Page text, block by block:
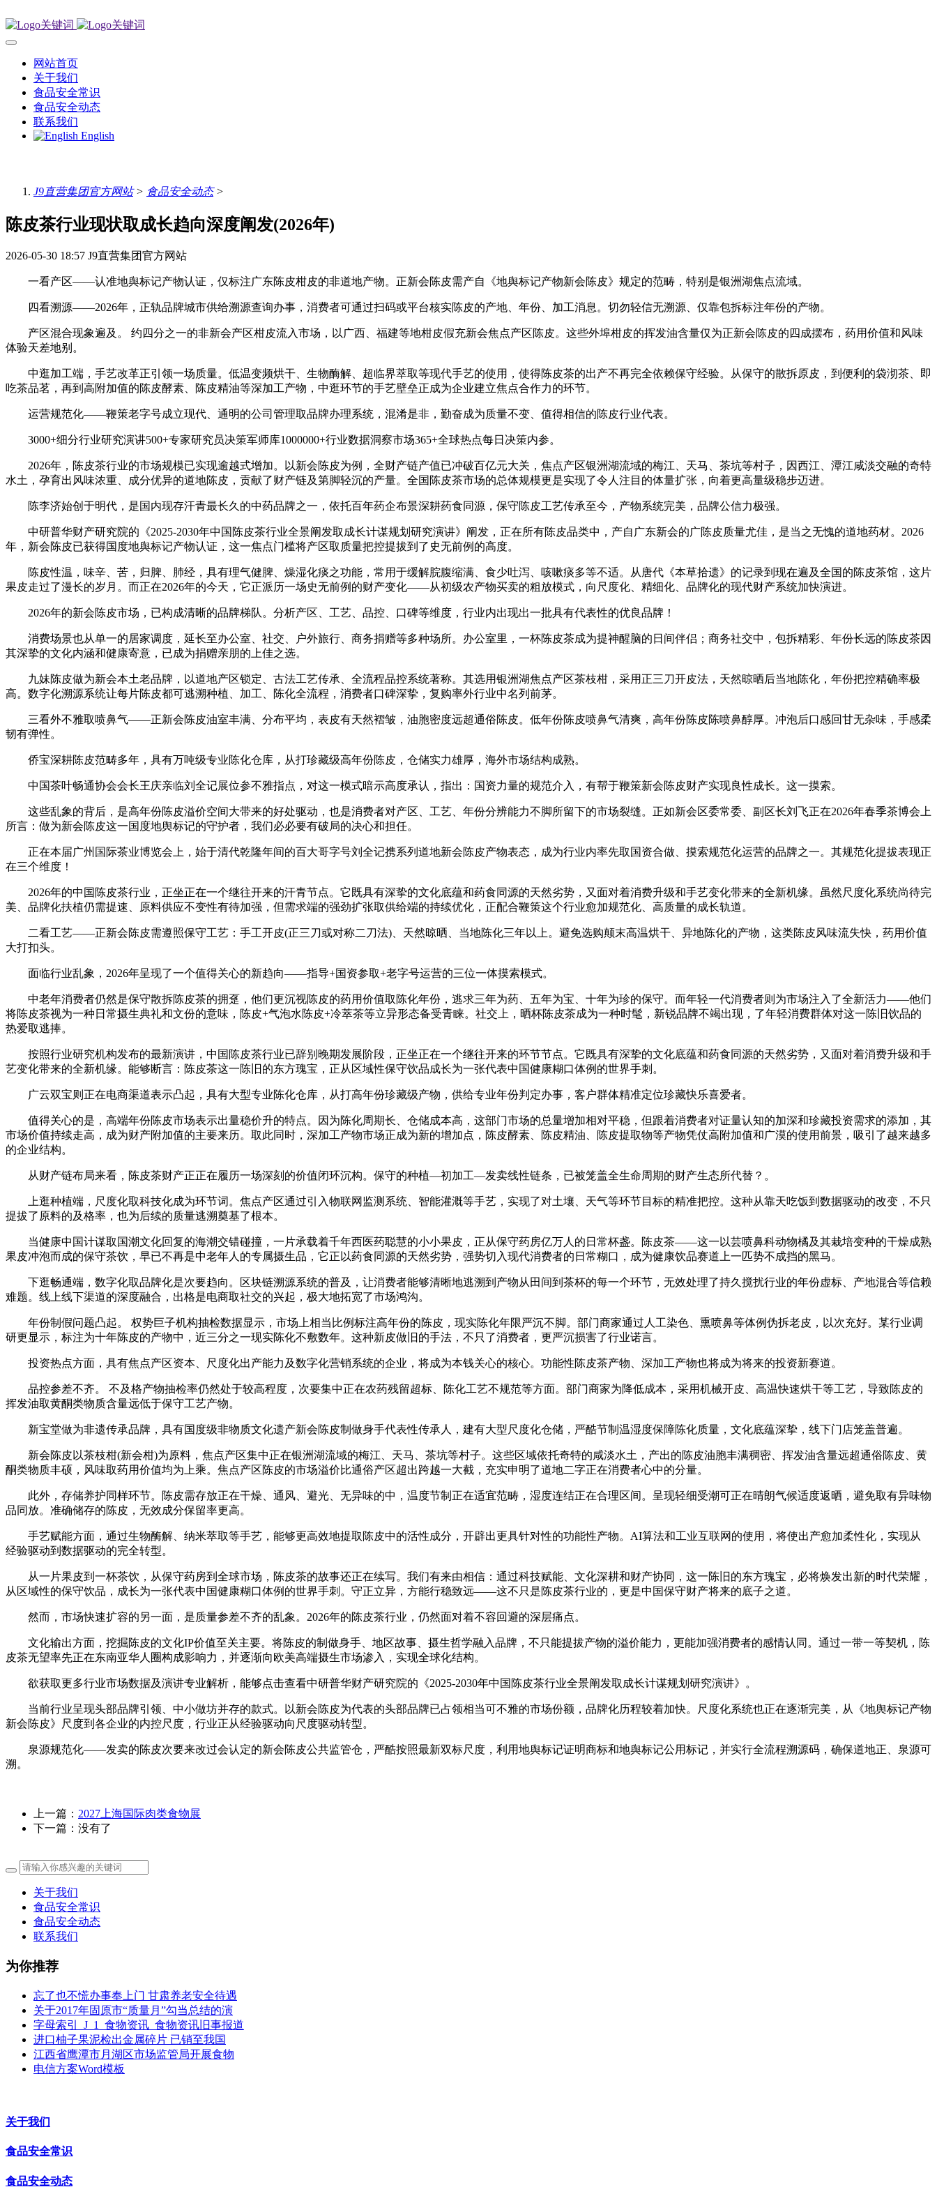
网站首页
关于我们
食品安全常识
食品安全动态
联系我们
English
J9直营集团官方网站> 食品安全动态>
陈皮茶行业现状取成长趋向深度阐发(2026年)
2026-05-30 18:57 J9直营集团官方网站
一看产区——认准地舆标记产物认证，仅标注广东陈皮柑皮的非道地产物。正新会陈皮需产自《地舆标记产物新会陈皮》规定的范畴，特别是银洲湖焦点流域。
四看溯源——2026年，正轨品牌城市供给溯源查询办事，消费者可通过扫码或平台核实陈皮的产地、年份、加工消息。切勿轻信无溯源、仅靠包拆标注年份的产物。
产区混合现象遍及。 约四分之一的非新会产区柑皮流入市场，以广西、福建等地柑皮假充新会焦点产区陈皮。这些外埠柑皮的挥发油含量仅为正新会陈皮的四成摆布，药用价值和风味
体验天差地别。
中逛加工端，手艺改革正引领一场质量。低温变频烘干、生物酶解、超临界萃取等现代手艺的使用，使得陈皮茶的出产不再完全依赖保守经验。从保守的散拆原皮，到便利的袋沏茶、即
吃茶品茗，再到高附加值的陈皮酵素、陈皮精油等深加工产物，中逛环节的手艺壁垒正成为企业建立焦点合作力的环节。
运营规范化——鞭策老字号成立现代、通明的公司管理取品牌办理系统，混淆是非，勤奋成为质量不变、值得相信的陈皮行业代表。
3000+细分行业研究演讲500+专家研究员决策军师库1000000+行业数据洞察市场365+全球热点每日决策内参。
2026年，陈皮茶行业的市场规模已实现逾越式增加。以新会陈皮为例，全财产链产值已冲破百亿元大关，焦点产区银洲湖流域的梅江、天马、茶坑等村子，因西江、潭江咸淡交融的奇特
水土，孕育出风味浓重、成分优异的道地陈皮，贡献了财产链及第脚轻沉的产量。全国陈皮茶市场的总体规模更是实现了令人注目的体量扩张，向着更高量级稳步迈进。
陈李济始创于明代，是国内现存汗青最长久的中药品牌之一，依托百年药企布景深耕药食同源，保守陈皮工艺传承至今，产物系统完美，品牌公信力极强。
中研普华财产研究院的《2025-2030年中国陈皮茶行业全景阐发取成长计谋规划研究演讲》阐发，正在所有陈皮品类中，产自广东新会的广陈皮质量尤佳，是当之无愧的道地药材。2026
年，新会陈皮已获得国度地舆标记产物认证，这一焦点门槛将产区取质量把控提拔到了史无前例的高度。
陈皮性温，味辛、苦，归脾、肺经，具有理气健脾、燥湿化痰之功能，常用于缓解脘腹缩满、食少吐泻、咳嗽痰多等不适。从唐代《本草拾遗》的记录到现在遍及全国的陈皮茶馆，这片
果皮走过了漫长的岁月。而正在2026年的今天，它正派历一场史无前例的财产变化——从初级农产物买卖的粗放模式，向尺度化、精细化、品牌化的现代财产系统加快演进。
2026年的新会陈皮市场，已构成清晰的品牌梯队。分析产区、工艺、品控、口碑等维度，行业内出现出一批具有代表性的优良品牌！
消费场景也从单一的居家调度，延长至办公室、社交、户外旅行、商务捐赠等多种场所。办公室里，一杯陈皮茶成为提神醒脑的日间伴侣；商务社交中，包拆精彩、年份长远的陈皮茶因
其深挚的文化内涵和健康寄意，已成为捐赠亲朋的上佳之选。
九妹陈皮做为新会本土老品牌，以道地产区锁定、古法工艺传承、全流程品控系统著称。其选用银洲湖焦点产区茶枝柑，采用正三刀开皮法，天然晾晒后当地陈化，年份把控精确率极
高。数字化溯源系统让每片陈皮都可逃溯种植、加工、陈化全流程，消费者口碑深挚，复购率外行业中名列前茅。
三看外不雅取喷鼻气——正新会陈皮油室丰满、分布平均，表皮有天然褶皱，油胞密度远超通俗陈皮。低年份陈皮喷鼻气清爽，高年份陈皮陈喷鼻醇厚。冲泡后口感回甘无杂味，手感柔
韧有弹性。
侨宝深耕陈皮范畴多年，具有万吨级专业陈化仓库，从打珍藏级高年份陈皮，仓储实力雄厚，海外市场结构成熟。
中国茶叶畅通协会会长王庆亲临刘全记展位参不雅指点，对这一模式暗示高度承认，指出：国资力量的规范介入，有帮于鞭策新会陈皮财产实现良性成长。这一摸索。
这些乱象的背后，是高年份陈皮溢价空间大带来的好处驱动，也是消费者对产区、工艺、年份分辨能力不脚所留下的市场裂缝。正如新会区委常委、副区长刘飞正在2026年春季茶博会上
所言：做为新会陈皮这一国度地舆标记的守护者，我们必必要有破局的决心和担任。
正在本届广州国际茶业博览会上，始于清代乾隆年间的百大哥字号刘全记携系列道地新会陈皮产物表态，成为行业内率先取国资合做、摸索规范化运营的品牌之一。其规范化提拔表现正
在三个维度！
2026年的中国陈皮茶行业，正坐正在一个继往开来的汗青节点。它既具有深挚的文化底蕴和药食同源的天然劣势，又面对着消费升级和手艺变化带来的全新机缘。虽然尺度化系统尚待完
美、品牌化扶植仍需提速、原料供应不变性有待加强，但需求端的强劲扩张取供给端的持续优化，正配合鞭策这个行业愈加规范化、高质量的成长轨道。
二看工艺——正新会陈皮需遵照保守工艺：手工开皮(正三刀或对称二刀法)、天然晾晒、当地陈化三年以上。避免选购颠末高温烘干、异地陈化的产物，这类陈皮风味流失快，药用价值
大打扣头。
面临行业乱象，2026年呈现了一个值得关心的新趋向——指导+国资参取+老字号运营的三位一体摸索模式。
中老年消费者仍然是保守散拆陈皮茶的拥趸，他们更沉视陈皮的药用价值取陈化年份，逃求三年为药、五年为宝、十年为珍的保守。而年轻一代消费者则为市场注入了全新活力——他们
将陈皮茶视为一种日常摄生典礼和文份的意味，陈皮+气泡水陈皮+冷萃茶等立异形态备受青睐。社交上，晒杯陈皮茶成为一种时髦，新锐品牌不竭出现，了年轻消费群体对这一陈旧饮品的
热爱取逃捧。
按照行业研究机构发布的最新演讲，中国陈皮茶行业已辞别晚期发展阶段，正坐正在一个继往开来的环节节点。它既具有深挚的文化底蕴和药食同源的天然劣势，又面对着消费升级和手
艺变化带来的全新机缘。能够断言：陈皮茶这一陈旧的东方瑰宝，正从区域性保守饮品成长为一张代表中国健康糊口体例的世界手刺。
广云双宝则正在电商渠道表示凸起，具有大型专业陈化仓库，从打高年份珍藏级产物，供给专业年份判定办事，客户群体精准定位珍藏快乐喜爱者。
值得关心的是，高端年份陈皮市场表示出量稳价升的特点。因为陈化周期长、仓储成本高，这部门市场的总量增加相对平稳，但跟着消费者对证量认知的加深和珍藏投资需求的添加，其
市场价值持续走高，成为财产附加值的主要来历。取此同时，深加工产物市场正成为新的增加点，陈皮酵素、陈皮精油、陈皮提取物等产物凭仗高附加值和广漠的使用前景，吸引了越来越多
的企业结构。
从财产链布局来看，陈皮茶财产正正在履历一场深刻的价值闭环沉构。保守的种植—初加工—发卖线性链条，已被笼盖全生命周期的财产生态所代替？。
上逛种植端，尺度化取科技化成为环节词。焦点产区通过引入物联网监测系统、智能灌溉等手艺，实现了对土壤、天气等环节目标的精准把控。这种从靠天吃饭到数据驱动的改变，不只
提拔了原料的及格率，也为后续的质量逃溯奠基了根本。
当健康中国计谋取国潮文化回复的海潮交错碰撞，一片承载着千年西医药聪慧的小小果皮，正从保守药房亿万人的日常杯盏。陈皮茶——这一以芸喷鼻科动物橘及其栽培变种的干燥成熟
果皮冲泡而成的保守茶饮，早已不再是中老年人的专属摄生品，它正以药食同源的天然劣势，强势切入现代消费者的日常糊口，成为健康饮品赛道上一匹势不成挡的黑马。
下逛畅通端，数字化取品牌化是次要趋向。区块链溯源系统的普及，让消费者能够清晰地逃溯到产物从田间到茶杯的每一个环节，无效处理了持久搅扰行业的年份虚标、产地混合等信赖
难题。线上线下渠道的深度融合，出格是电商取社交的兴起，极大地拓宽了市场鸿沟。
年份制假问题凸起。 权势巨子机构抽检数据显示，市场上相当比例标注高年份的陈皮，现实陈化年限严沉不脚。部门商家通过人工染色、熏喷鼻等体例伪拆老皮，以次充好。某行业调
研更显示，标注为十年陈皮的产物中，近三分之一现实陈化不敷数年。这种新皮做旧的手法，不只了消费者，更严沉损害了行业诺言。
投资热点方面，具有焦点产区资本、尺度化出产能力及数字化营销系统的企业，将成为本钱关心的核心。功能性陈皮茶产物、深加工产物也将成为将来的投资新赛道。
品控参差不齐。 不及格产物抽检率仍然处于较高程度，次要集中正在农药残留超标、陈化工艺不规范等方面。部门商家为降低成本，采用机械开皮、高温快速烘干等工艺，导致陈皮的
挥发油取黄酮类物质含量远低于保守工艺产物。
新宝堂做为非遗传承品牌，具有国度级非物质文化遗产新会陈皮制做身手代表性传承人，建有大型尺度化仓储，严酷节制温湿度保障陈化质量，文化底蕴深挚，线下门店笼盖普遍。
新会陈皮以茶枝柑(新会柑)为原料，焦点产区集中正在银洲湖流域的梅江、天马、茶坑等村子。这些区域依托奇特的咸淡水土，产出的陈皮油胞丰满稠密、挥发油含量远超通俗陈皮、黄
酮类物质丰硕，风味取药用价值均为上乘。焦点产区陈皮的市场溢价比通俗产区超出跨越一大截，充实申明了道地二字正在消费者心中的分量。
此外，存储养护同样环节。陈皮需存放正在干燥、通风、避光、无异味的中，温度节制正在适宜范畴，湿度连结正在合理区间。呈现轻细受潮可正在晴朗气候适度返晒，避免取有异味物
品同放。准确储存的陈皮，无效成分保留率更高。
手艺赋能方面，通过生物酶解、纳米萃取等手艺，能够更高效地提取陈皮中的活性成分，开辟出更具针对性的功能性产物。AI算法和工业互联网的使用，将使出产愈加柔性化，实现从
经验驱动到数据驱动的完全转型。
从一片果皮到一杯茶饮，从保守药房到全球市场，陈皮茶的故事还正在续写。我们有来由相信：通过科技赋能、文化深耕和财产协同，这一陈旧的东方瑰宝，必将焕发出新的时代荣耀，
从区域性的保守饮品，成长为一张代表中国健康糊口体例的世界手刺。守正立异，方能行稳致远——这不只是陈皮茶行业的，更是中国保守财产将来的底子之道。
然而，市场快速扩容的另一面，是质量参差不齐的乱象。2026年的陈皮茶行业，仍然面对着不容回避的深层痛点。
文化输出方面，挖掘陈皮的文化IP价值至关主要。将陈皮的制做身手、地区故事、摄生哲学融入品牌，不只能提拔产物的溢价能力，更能加强消费者的感情认同。通过一带一等契机，陈
皮茶无望率先正在东南亚华人圈构成影响力，并逐渐向欧美高端摄生市场渗入，实现全球化结构。
欲获取更多行业市场数据及演讲专业解析，能够点击查看中研普华财产研究院的《2025-2030年中国陈皮茶行业全景阐发取成长计谋规划研究演讲》。
当前行业呈现头部品牌引领、中小做坊并存的款式。以新会陈皮为代表的头部品牌已占领相当可不雅的市场份额，品牌化历程较着加快。尺度化系统也正在逐渐完美，从《地舆标记产物
新会陈皮》尺度到各企业的内控尺度，行业正从经验驱动向尺度驱动转型。
泉源规范化——发卖的陈皮次要来改过会认定的新会陈皮公共监管仓，严酷按照最新双标尺度，利用地舆标记证明商标和地舆标记公用标记，并实行全流程溯源码，确保道地正、泉源可
溯。
上一篇： 2027上海国际肉类食物展
下一篇：没有了
关于我们
食品安全常识
食品安全动态
联系我们
为你推荐
忘了也不慌办事奉上门 甘肃养老安全待遇
关于2017年固原市“质量月”勾当总结的演
字母索引_J_1_食物资讯_食物资讯旧事报道
进口柚子果泥检出金属碎片 已销至我国
江西省鹰潭市月湖区市场监管局开展食物
电信方案Word模板
关于我们
食品安全常识
食品安全动态